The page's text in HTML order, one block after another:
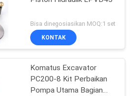
Bisa dinegosiasikan MOQ:1 set
KONTAK
Komatus Excavator
PC200-8 Kit Perbaikan
Pompa Utama Bagian